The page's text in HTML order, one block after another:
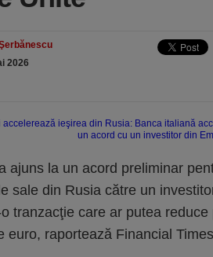
2026
ajuns la un acord preliminar
sale din Rusia către un
tranzacţie care ar putea
euro, raportează Financial